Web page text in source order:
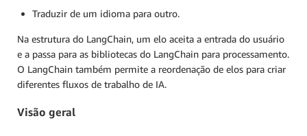
Traduzir de um idioma para outro.
Na estrutura do LangChain, um elo aceita a entrada do usuário
e a passa para as bibliotecas do LangChain para processamento.
O LangChain também permite a reordenação de elos para criar
diferentes fluxos de trabalho de IA.
Visão geral